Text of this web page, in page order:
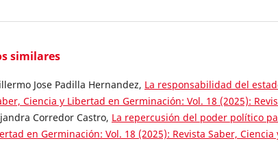
similares
Jose Padilla Hernandez, La responsabilidad del
Ciencia y Libertad en Germinación: Vol. 18 (2025):
Corredor Castro, La repercusión del poder político
en Germinación: Vol. 18 (2025): Revista Saber,